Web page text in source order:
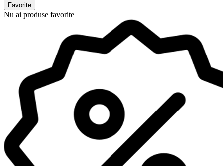
Favorite
Nu ai produse favorite